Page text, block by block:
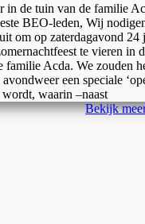
in de tuin van de familie
BEO-leden, Wij
om op zaterdagavond 24
te vieren in
familie Acda. We zouden
een speciale
waarin –naast
Bekijk